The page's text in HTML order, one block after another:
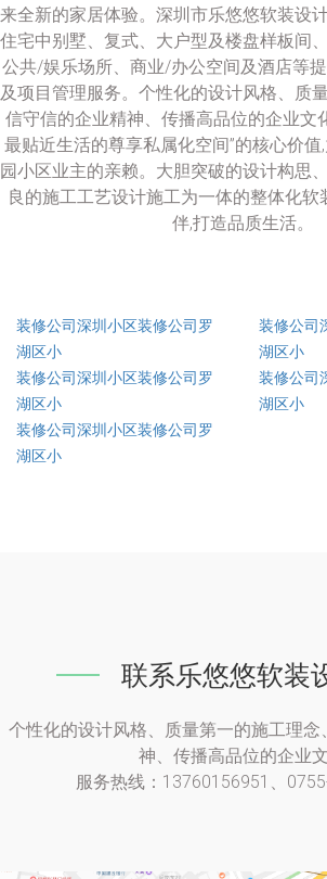
来全新的家居体验。深圳市乐悠悠软装设
住宅中别墅、复式、大户型及楼盘样板间
公共/娱乐场所、商业/办公空间及酒店等
及项目管理服务。个性化的设计风格、质
信守信的企业精神、传播高品位的企业文
最贴近生活的尊享私属化空间”的核心价
园小区业主的亲赖。大胆突破的设计构思
良的施工工艺设计施工为一体的整体化软
伴,打造品质生活。
装修公司深圳小区装修公司罗
湖区小
装修公司
湖区小
装修公司深圳小区装修公司罗
湖区小
装修公司
湖区小
装修公司深圳小区装修公司罗
湖区小
联系乐悠悠软装
个性化的设计风格、质量第一的施工理念
神、传播高品位的企业
服务热线：13760156951、